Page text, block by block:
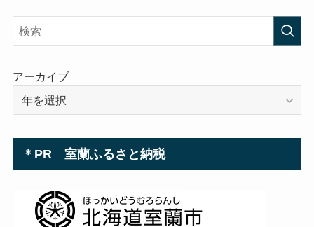
ス
アーカイブ
＊PR 室蘭ふるさと納税